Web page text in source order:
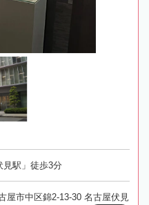
見駅」徒歩3分
屋市中区錦2-13-30 名古屋伏見